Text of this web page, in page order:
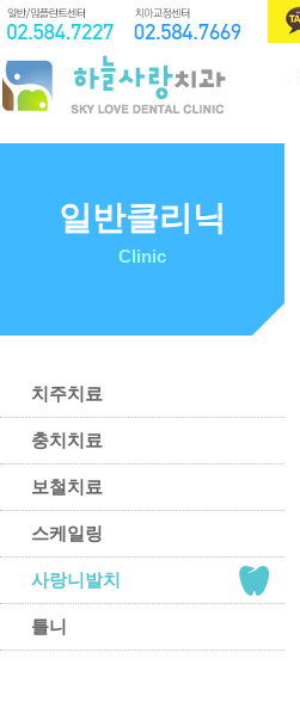
일반클리닉
Clinic
치주치료
충치치료
보철치료
스케일링
사랑니발치
틀니